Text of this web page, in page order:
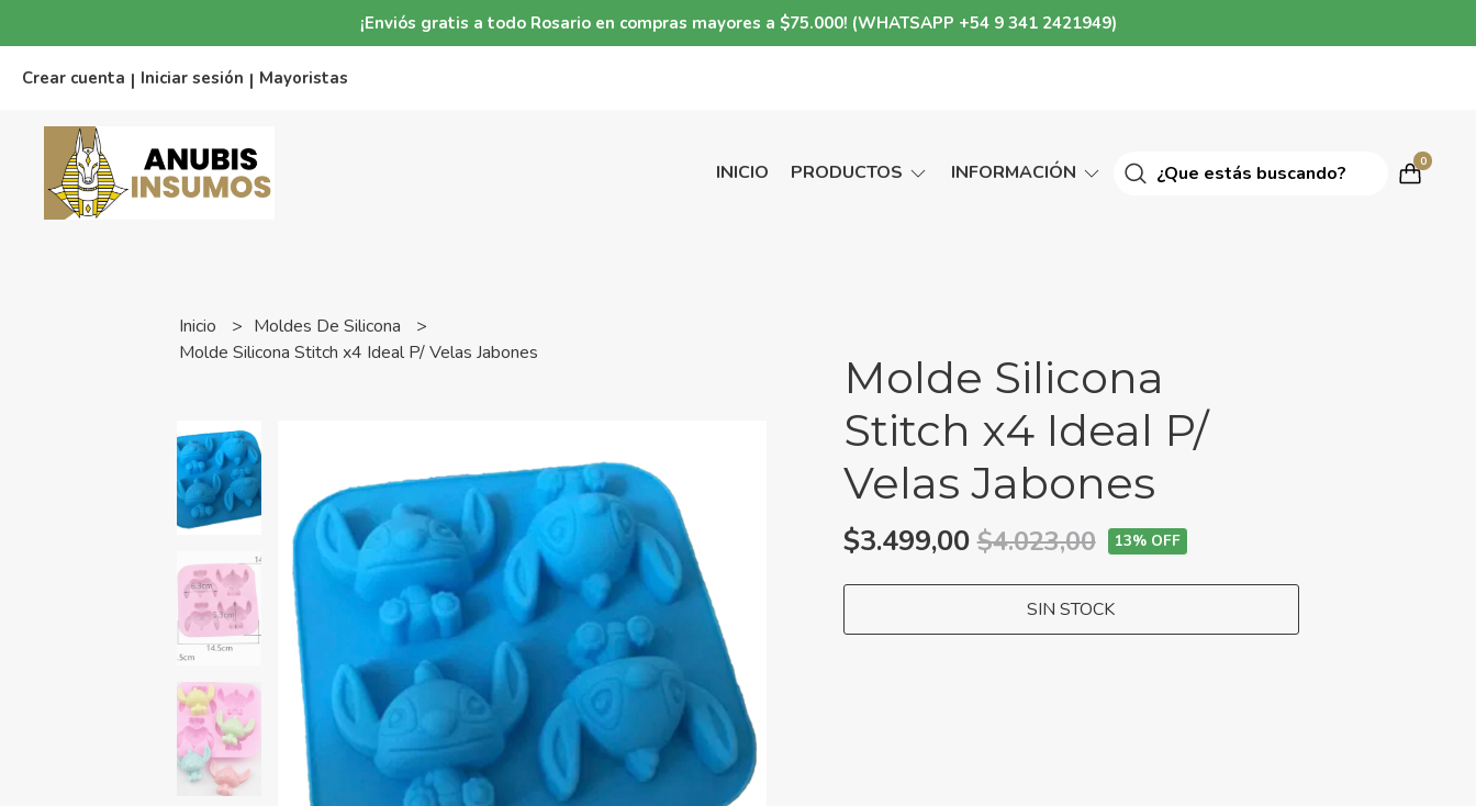
¡Enviós gratis a todo Rosario en compras mayores a $75.000! (WHATSAPP +54 9 341 2421949)
Crear cuenta | Iniciar sesión | Mayoristas
INICIO PRODUCTOS INFORMACIÓN 0
Inicio
Moldes De Silicona
Molde Silicona Stitch x4 Ideal P/ Velas Jabones
Molde Silicona
Stitch x4 Ideal P/
Velas Jabones
$3.499,00$4.023,00 13% OFF
SIN STOCK